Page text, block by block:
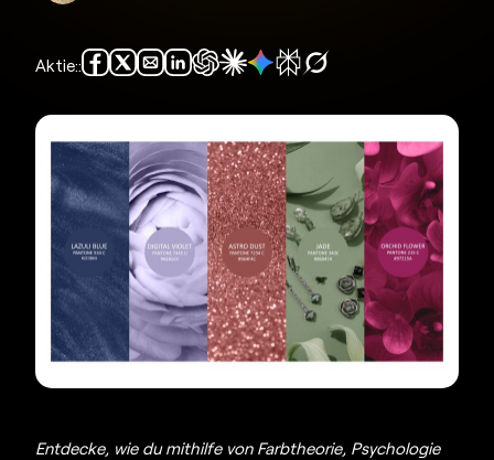
Aktie::
Entdecke, wie du mithilfe von Farbtheorie, Psychologie